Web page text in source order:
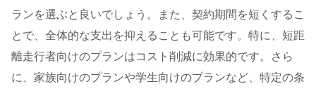
ランを選ぶと良いでしょう。また、契約期間を短くするこ
とで、全体的な支出を抑えることも可能です。特に、短距
離走行者向けのプランはコスト削減に効果的です。さら
に、家族向けのプランや学生向けのプランなど、特定の条